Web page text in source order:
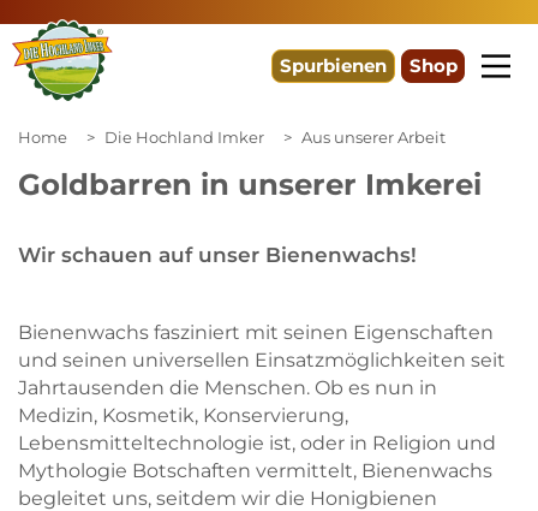
Spurbienen Shop
Home Die Hochland Imker Aus unserer Arbeit
Goldbarren in unserer Imkerei
Wir schauen auf unser Bienenwachs!
Bienenwachs fasziniert mit seinen Eigenschaften
und seinen universellen Einsatzmöglichkeiten seit
Jahrtausenden die Menschen. Ob es nun in
Medizin, Kosmetik, Konservierung,
Lebensmitteltechnologie ist, oder in Religion und
Mythologie Botschaften vermittelt, Bienenwachs
begleitet uns, seitdem wir die Honigbienen